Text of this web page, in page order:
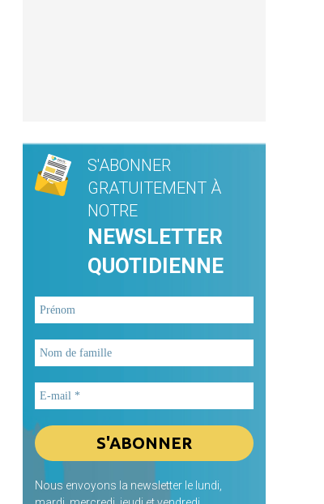
S'ABONNER
GRATUITEMENT À
NOTRE
NEWSLETTER
QUOTIDIENNE
Nous envoyons la newsletter le lundi,